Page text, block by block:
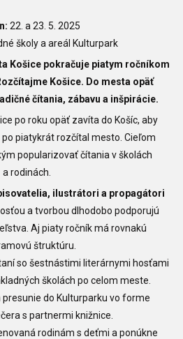
22. a 23. 5. 2025
školy a areál Kulturpark
Košice pokračuje piatym ročníkom
Košice. Do mesta opäť
čítania, zábavu a inšpirácie.
po roku opäť zavíta do Košíc, aby
piatykrát rozčítal mesto. Cieľom
popularizovať čítania v školách
a rodinách.
ilustrátori a propagátori
a tvorbou dlhodobo podporujú
Aj piaty ročník má rovnakú
štruktúru.
so šestnástimi literárnymi hosťami
školách po celom meste.
do Kulturparku vo forme
s partnermi knižnice.
rodinám s deťmi a ponúkne